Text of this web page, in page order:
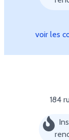
voir les
184